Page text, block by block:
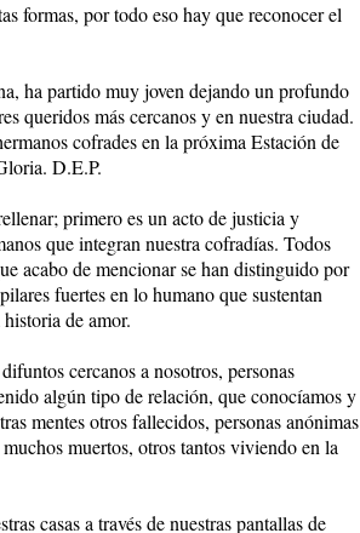
formas, por todo eso hay que reconocer el
ha partido muy joven dejando un profundo
queridos más cercanos y en nuestra ciudad.
cofrades en la próxima Estación de
D.E.P.
primero es un acto de justicia y
que integran nuestra cofradías. Todos
acabo de mencionar se han distinguido por
fuertes en lo humano que sustentan
de amor.
cercanos a nosotros, personas
algún tipo de relación, que conocíamos y
mentes otros fallecidos, personas anónimas
muertos, otros tantos viviendo en la
casas a través de nuestras pantallas de